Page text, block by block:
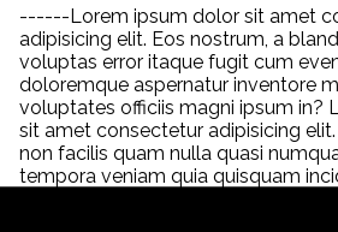
Importante saber:
As cores podem ter algumas
monitor ou dispositivo que está
------Lorem ipsum dolor sit amet
adipisicing elit. Eos nostrum, a
voluptas error itaque fugit cum
doloremque aspernatur inventore
voluptates officiis magni ipsum in?
sit amet consectetur adipisicing
non facilis quam nulla quasi
tempora veniam quia quisquam
saepe neque unde labore illum